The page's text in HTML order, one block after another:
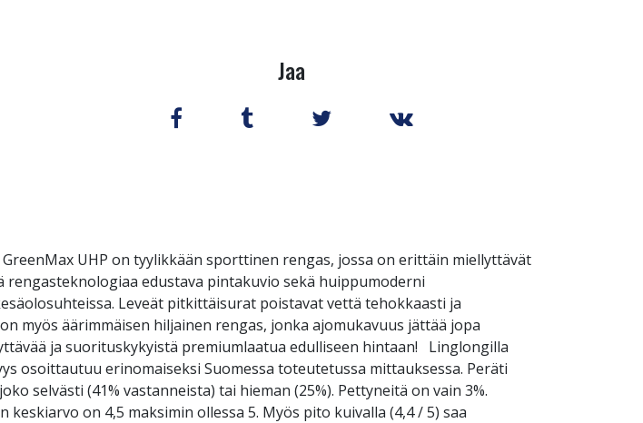
Jaa
UHP on tyylikkään sporttinen rengas, jossa on erittäin miellyttävät
edustava pintakuvio sekä huippumoderni
Leveät pitkittäisurat poistavat vettä tehokkaasti ja
myös äärimmäisen hiljainen rengas, jonka ajomukavuus jättää jopa
ja suorituskykyistä premiumlaatua edulliseen hintaan! Linglongilla
osoittautuu erinomaiseksi Suomessa toteutetussa mittauksessa. Peräti
selvästi (41% vastanneista) tai hieman (25%). Pettyneitä on vain 3%.
on 4,5 maksimin ollessa 5. Myös pito kuivalla (4,4 / 5) saa